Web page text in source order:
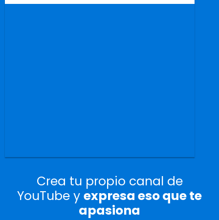
Crea tu propio canal de
YouTube y expresa eso que te
apasiona